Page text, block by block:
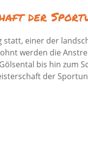
der
einer der
werden die
bis hin zum
der